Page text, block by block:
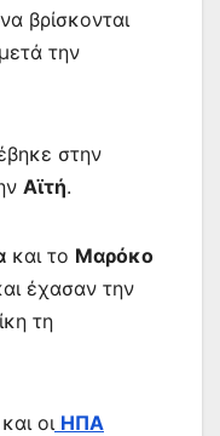
βρίσκονται
την
στην
Αϊτή.
και το Μαρόκο
έχασαν την
τη
και οι ΗΠΑ